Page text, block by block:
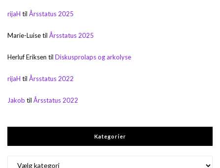
rijaH til Årsstatus 2025
Marie-Luisetil Årsstatus 2025
Herluf Eriksen til Diskusprolaps og arkolyse
rijaH til Årsstatus 2022
Jakob til Årsstatus 2022
Kategorier